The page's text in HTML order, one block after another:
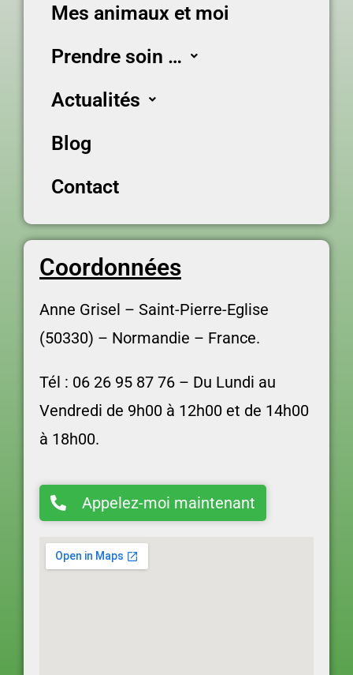
Mes animaux et moi
Prendre soin …
Actualités
Blog
Contact
Coordonnées
Anne Grisel – Saint-Pierre-Eglise
(50330) – Normandie – France.
Tél : 06 26 95 87 76 – Du Lundi au
Vendredi de 9h00 à 12h00 et de 14h00
à 18h00.
Appelez-moi maintenant